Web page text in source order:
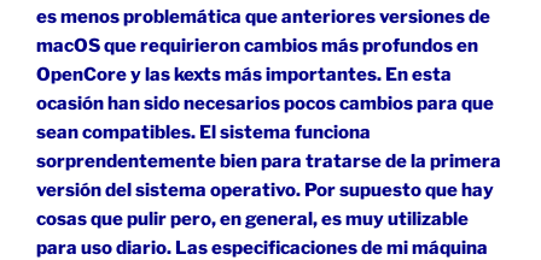
es menos problemática que anteriores versiones de
macOS que requirieron cambios más profundos en
OpenCore y las kexts más importantes. En esta
ocasión han sido necesarios pocos cambios para que
sean compatibles. El sistema funciona
sorprendentemente bien para tratarse de la primera
versión del sistema operativo. Por supuesto que hay
cosas que pulir pero, en general, es muy utilizable
para uso diario. Las especificaciones de mi máquina